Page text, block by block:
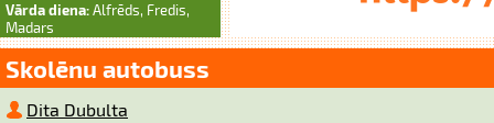
Vārda diena: Alfrēds, Fredis,
Madars
Skolēnu autobuss
Dita Dubulta